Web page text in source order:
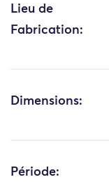
Lieu de
Fabrication:
Dimensions:
Période: